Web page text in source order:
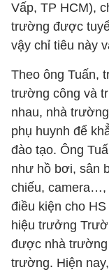
Vấp, TP HCM),
trường được
vậy chỉ tiêu này
Theo ông Tuấn,
trường công và
nhau, nhà
phụ huynh để
đào tạo. Ông
như hồ bơi, sân
chiếu, camera…,
điều kiện cho
hiệu trưởng
được nhà trường
trường. Hiện